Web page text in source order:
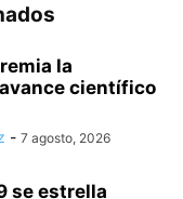
la
científico
- 7 agosto, 2026
se estrella